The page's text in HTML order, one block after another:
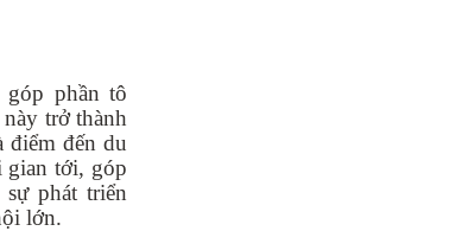
góp phần tô
trở thành
đến du
gian tới, góp
phát triển
lớn.